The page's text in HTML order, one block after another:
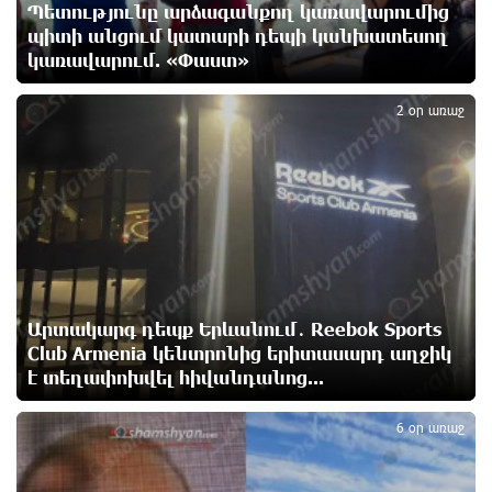
3 ժամ առաջ
Գնաճային ռիսկերի, արտահանման խնդիրների և
աճի կայունության մարտահրավերների
համախումբը. «Փաստ»
3 ժամ առաջ
Քաղաքական սուր կոնտրաստն ու դիսբալանսը.
«Փաստ»
3 ժամ առաջ
Ընտրություններն ավարտվեցին,
իշխանություններին էլ ոչինչ չի հետաքրքրու՞մ.
«Փաստ»
Նոր պարտքեր են ներգրավում ճեղքերը փակելու
համար. «Փաստ»
Պետությունը արձագանքող կառավարումից
պիտի անցում կատարի դեպի կանխատեսող
կառավարում. «Փաստ»
Արտակարգ դեպք Երևանում․ Reebok Sports
Club Armenia կենտրոնից երիտասարդ աղջիկ
է տեղափոխվել հիվանդանոց...
2 օր առաջ
4
6 օր առաջ
5